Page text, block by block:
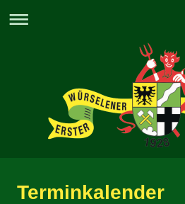
Terminkalender